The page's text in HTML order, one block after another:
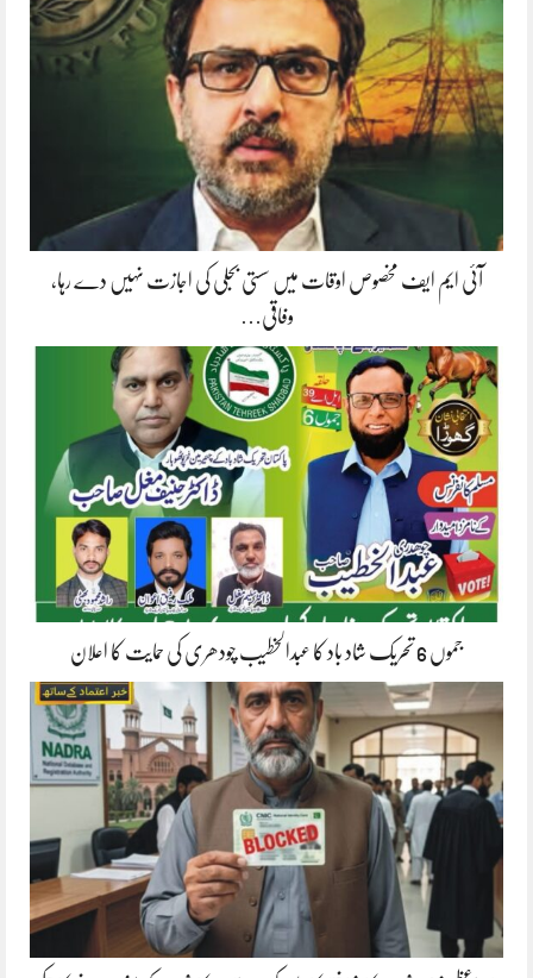
آئی ایم ایف مخصوص اوقات میں سستی بجلی کی اجازت نہیں دے رہا،
وفاقی…
جموں 6 تحریک شاد باد کا عبدالخطیب چودھری کی حمایت کا اعلان